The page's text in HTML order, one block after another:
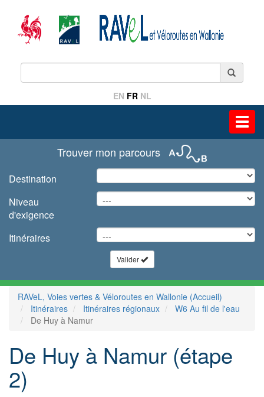
EN FR NL
Trouver mon parcours
Destination
Niveau
d'exigence
Itinéraires
Valider
RAVeL, Voies vertes & Véloroutes en Wallonie (Accueil)
Itinéraires
Itinéraires régionaux
W6 Au fil de l'eau
De Huy à Namur
De Huy à Namur (étape
2)